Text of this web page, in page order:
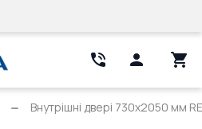
Внутрішні двері 730x2050 мм